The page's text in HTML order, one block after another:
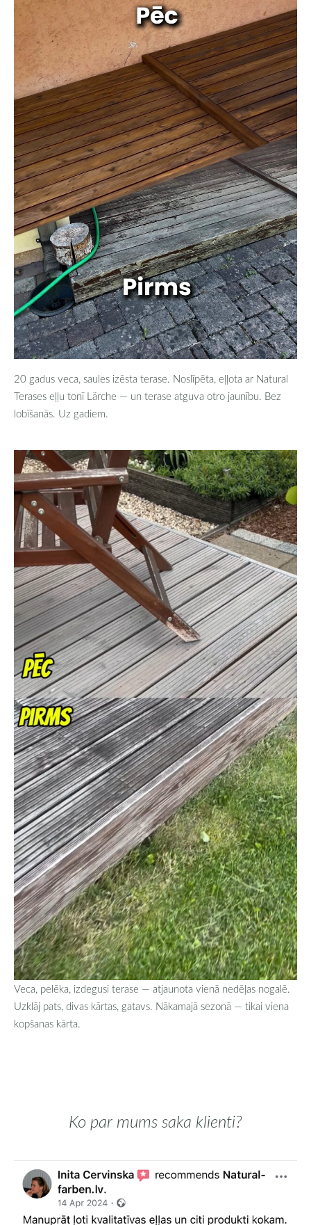
20 gadus veca, saules izēsta terase. Noslīpēta, eļļota ar Natural
Terases eļļu tonī Lärche — un terase atguva otro jaunību. Bez
lobīšanās. Uz gadiem.
Veca, pelēka, izdegusi terase — atjaunota vienā nedēļas nogalē.
Uzklāj pats, divas kārtas, gatavs. Nākamajā sezonā — tikai viena
kopšanas kārta.
Ko par mums saka klienti?